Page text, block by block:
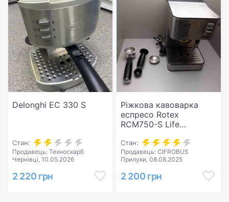
Delonghi EC 330 S
Стан:
Продавець: Техноскарб
Чернівці, 10.05.2026
2 220 грн
Ріжкова кавоварка
еспресо Rotex
RCM750-S Life
Стан:
Продавець: CIFROBUS
Прилуки, 08.08.2025
2 200 грн